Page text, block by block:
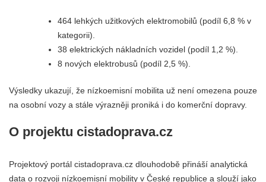
464 lehkých užitkových elektromobilů (podíl 6,8 % v
kategorii).
38 elektrických nákladních vozidel (podíl 1,2 %).
8 nových elektrobusů (podíl 2,5 %).
Výsledky ukazují, že nízkoemisní mobilita už není omezena pouze
na osobní vozy a stále výrazněji proniká i do komerční dopravy.
O projektu cistadoprava.cz
Projektový portál cistadoprava.cz dlouhodobě přináší analytická
data o rozvoji nízkoemisní mobility v České republice a slouží jako